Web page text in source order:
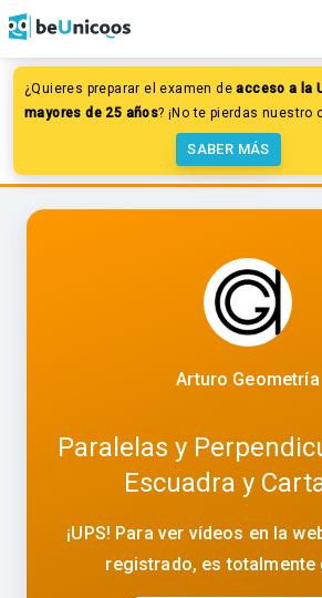
¿Quieres preparar el examen deacceso a la
mayores de 25 años? ¡No te pierdas nuestro
SABER MÁS
Dibujo
Trazados
Paralelas y perpendiculares
Paralelas y Perpendiculares con
Arturo Geometría
Paralelas y
Escuadra y
¡UPS! Para ver vídeos en la
registrado, es totalmente